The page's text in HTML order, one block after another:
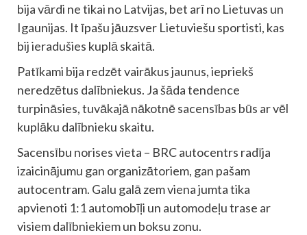
bija vārdi ne tikai no Latvijas, bet arī no Lietuvas un
Igaunijas. It īpašu jāuzsver Lietuviešu sportisti, kas
bij ieradušies kuplā skaitā.
Patīkami bija redzēt vairākus jaunus, iepriekš
neredzētus dalībniekus. Ja šāda tendence
turpināsies, tuvākajā nākotnē sacensības būs ar vēl
kuplāku dalībnieku skaitu.
Sacensību norises vieta – BRC autocentrs radīja
izaicinājumu gan organizātoriem, gan pašam
autocentram. Galu galā zem viena jumta tika
apvienoti 1:1 automobīļi un automodeļu trase ar
visiem dalībniekiem un boksu zonu.